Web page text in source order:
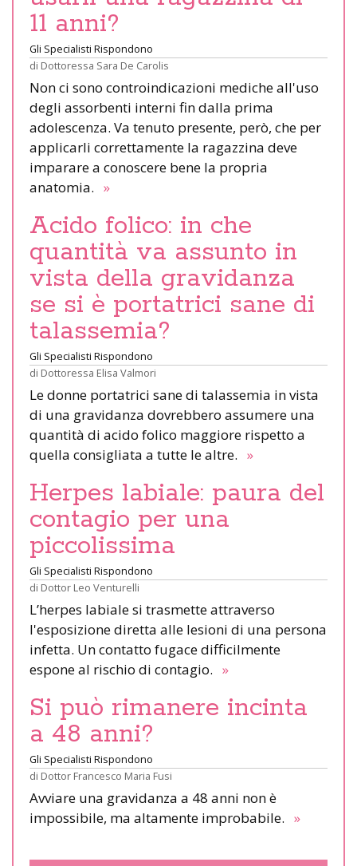
11 anni?
Gli Specialisti Rispondono
di Dottoressa Sara De Carolis
Non ci sono controindicazioni mediche all'uso
degli assorbenti interni fin dalla prima
adolescenza. Va tenuto presente, però, che per
applicarli correttamente la ragazzina deve
imparare a conoscere bene la propria
anatomia. »
Acido folico: in che
quantità va assunto in
vista della gravidanza
se si è portatrici sane di
talassemia?
Gli Specialisti Rispondono
di Dottoressa Elisa Valmori
Le donne portatrici sane di talassemia in vista
di una gravidanza dovrebbero assumere una
quantità di acido folico maggiore rispetto a
quella consigliata a tutte le altre. »
Herpes labiale: paura del
contagio per una
piccolissima
Gli Specialisti Rispondono
di Dottor Leo Venturelli
L’herpes labiale si trasmette attraverso
l'esposizione diretta alle lesioni di una persona
infetta. Un contatto fugace difficilmente
espone al rischio di contagio. »
Si può rimanere incinta
a 48 anni?
Gli Specialisti Rispondono
di Dottor Francesco Maria Fusi
Avviare una gravidanza a 48 anni non è
impossibile, ma altamente improbabile. »